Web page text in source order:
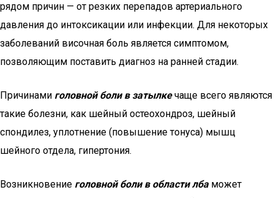
рядом причин — от резких перепадов артериального
давления до интоксикации или инфекции. Для некоторых
заболеваний височная боль является симптомом,
позволяющим поставить диагноз на ранней стадии.
Причинами головной боли в затылкечаще всего являются
такие болезни, как шейный остеохондроз, шейный
спондилез, уплотнение (повышение тонуса) мышц
шейного отдела, гипертония.
Возникновение головной боли в области лбаможет